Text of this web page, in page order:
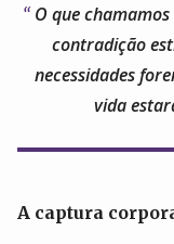
O que
contradição
necessidades
vida
A captura